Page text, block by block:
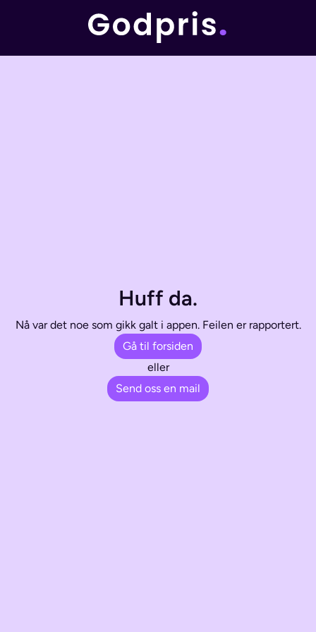
Huff da.
Nå var det noe som gikk galt i appen. Feilen er rapportert.
Gå til forsiden
eller
Send oss en mail